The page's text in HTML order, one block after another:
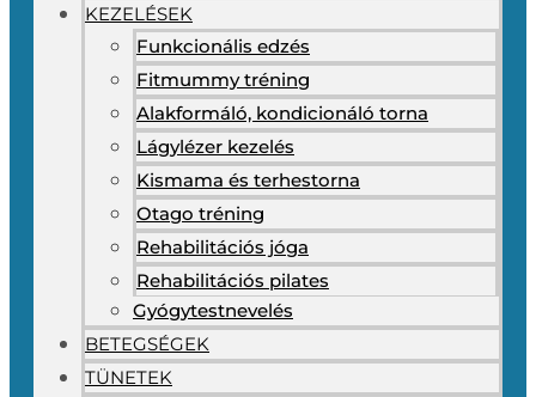
KEZELÉSEK
Funkcionális edzés
Fitmummy tréning
Alakformáló, kondicionáló torna
Lágylézer kezelés
Kismama és terhestorna
Otago tréning
Rehabilitációs jóga
Rehabilitációs pilates
Gyógytestnevelés
BETEGSÉGEK
TÜNETEK